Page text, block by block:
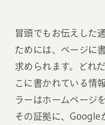
冒頭でもお伝えした
ためには、ページに
求められます。どれ
こに書かれている情
ラーはホームページ
その証拠に、Google